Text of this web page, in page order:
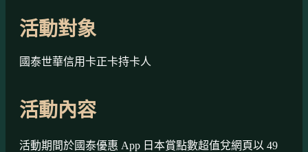
活動對象
國泰世華信用卡正卡持卡人
活動內容
活動期間於國泰優惠 App 日本賞點數超值兌網頁以 49